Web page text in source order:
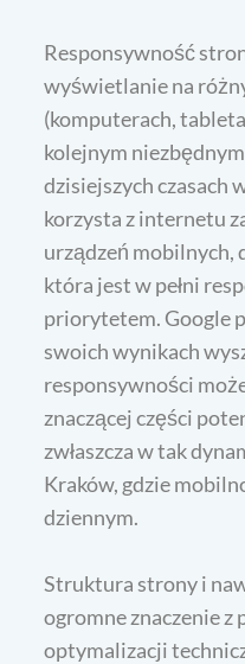
Responsywność
wyświetlanie na
(komputerach,
kolejnym
dzisiejszych czasach
korzysta z internetu
urządzeń mobilnych,
która jest w pełni
priorytetem. Google
swoich wynikach
responsywności
znaczącej części
zwłaszcza w tak
Kraków, gdzie
dziennym.
Struktura strony i
ogromne znaczenie z
optymalizacji